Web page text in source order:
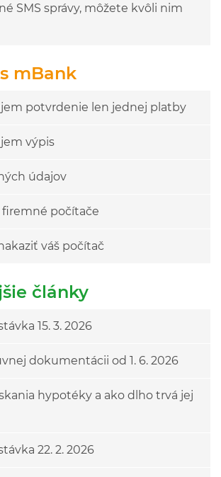
SMS správy, môžete kvôli nim
mBank
potvrdenie len jednej platby
výpis
údajov
firemné počítače
váš počítač
články
15. 3. 2026
dokumentácii od 1. 6. 2026
hypotéky a ako dlho trvá jej
22. 2. 2026